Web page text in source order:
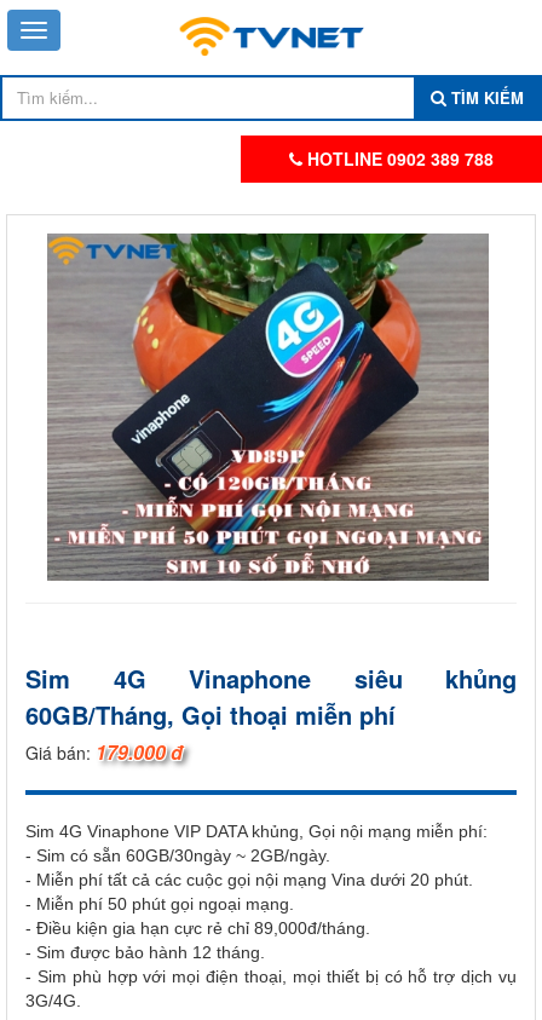
TÌM KIẾM
HOTLINE 0902 389 788
Sim 4G Vinaphone siêu khủng
60GB/Tháng, Gọi thoại miễn phí
Giá bán: 179.000 đ
Sim 4G Vinaphone VIP DATA khủng, Gọi nội mạng miễn phí:
- Sim có sẵn 60GB/30ngày ~ 2GB/ngày.
- Miễn phí tất cả các cuộc gọi nội mạng Vina dưới 20 phút.
- Miễn phí 50 phút gọi ngoại mạng.
- Điều kiện gia hạn cực rẻ chỉ 89,000đ/tháng.
- Sim được bảo hành 12 tháng.
- Sim phù hợp với mọi điện thoại, mọi thiết bị có hỗ trợ dịch vụ
3G/4G.